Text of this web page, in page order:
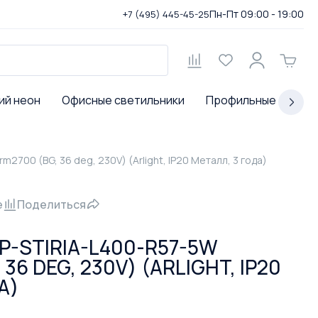
+7 (495) 445-45-25Пн-Пт 09:00 - 19:00
неон Офисные светильники Профильные
(BG, 36 deg, 230V) (Arlight, IP20 Металл, 3 года)
Поделиться
STIRIA-L400-R57-5W
DEG, 230V) (ARLIGHT, IP20